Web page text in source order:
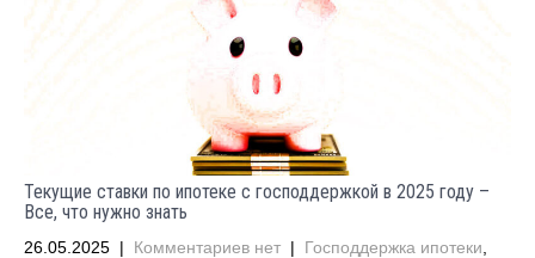
Текущие ставки по ипотеке с господдержкой в 2025 году –
Все, что нужно знать
26.05.2025 | Комментариев нет | Господдержка ипотеки